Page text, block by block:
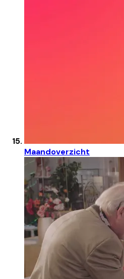
Maandoverzicht